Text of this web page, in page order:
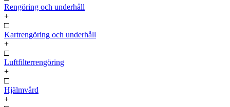
Rengöring och underhåll
+
□
Kartrengöring och underhåll
+
□
Luftfilterrengöring
+
□
Hjälmvård
+